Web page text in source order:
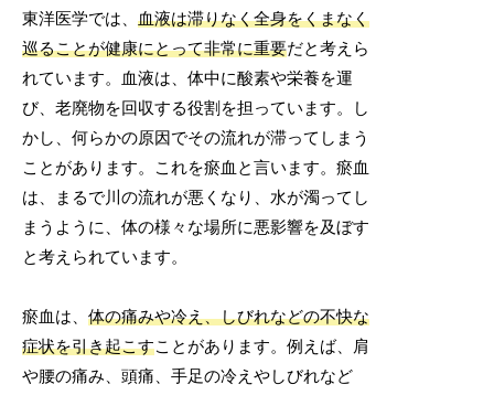
東洋医学では、血液は滞りなく全身をくまなく
巡ることが健康にとって非常に重要だと考えら
れています。血液は、体中に酸素や栄養を運
び、老廃物を回収する役割を担っています。し
かし、何らかの原因でその流れが滞ってしまう
ことがあります。これを瘀血と言います。瘀血
は、まるで川の流れが悪くなり、水が濁ってし
まうように、体の様々な場所に悪影響を及ぼす
と考えられています。
瘀血は、体の痛みや冷え、しびれなどの不快な
症状を引き起こすことがあります。例えば、肩
や腰の痛み、頭痛、手足の冷えやしびれなど